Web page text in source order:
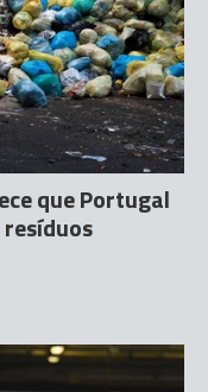
que Portugal